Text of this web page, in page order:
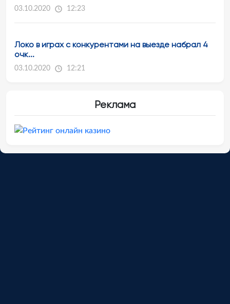
03.10.2020 12:23
Локо в играх с конкурентами на выезде набрал 4
очк...
03.10.2020 12:21
Реклама